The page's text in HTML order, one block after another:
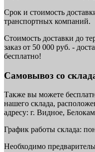
Срок и стоимость
транспортных компаний.
Стоимость доставки до
заказ от 50 000 руб. -
бесплатно!
Самовывоз со
Также вы можете
нашего склада,
адресу: г. Видное,
График работы склада:
Необходимо